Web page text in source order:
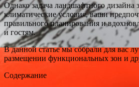
Однако задача ландшафтного дизайна
климатические условия, ваши
правильного планирования и
и гостям.
В данной статье мы собрали для вас
размещении функциональных зон и
Содержание